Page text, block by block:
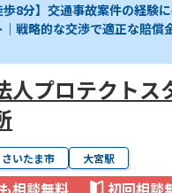
歩8分】交通事故案件の経験
戦略的な交渉で適正な賠償
人プロテクトス
さいたま市 大宮駅
相談無料 初回相談